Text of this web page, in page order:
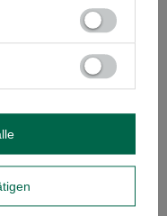
vor allem durch
und färbt sich
erobert, sowohl bei
als auch bei